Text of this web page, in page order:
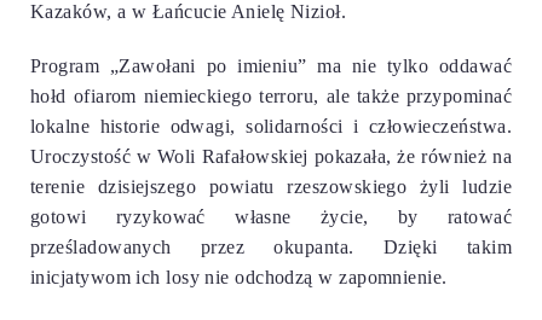
Kazaków, a w Łańcucie Anielę Nizioł.
Program „Zawołani po imieniu” ma nie tylko oddawać
hołd ofiarom niemieckiego terroru, ale także przypominać
lokalne historie odwagi, solidarności i człowieczeństwa.
Uroczystość w Woli Rafałowskiej pokazała, że również na
terenie dzisiejszego powiatu rzeszowskiego żyli ludzie
gotowi ryzykować własne życie, by ratować
prześladowanych przez okupanta. Dzięki takim
inicjatywom ich losy nie odchodzą w zapomnienie.